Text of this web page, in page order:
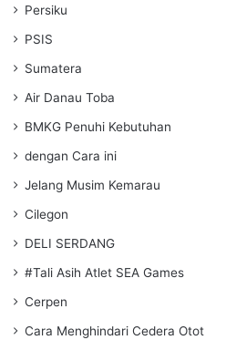
Persiku
PSIS
Sumatera
Air Danau Toba
BMKG Penuhi Kebutuhan
dengan Cara ini
Jelang Musim Kemarau
Cilegon
DELI SERDANG
#Tali Asih Atlet SEA Games
Cerpen
Cara Menghindari Cedera Otot